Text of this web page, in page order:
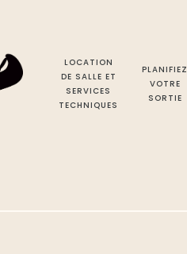
LOCATION
DE SALLE ET
SERVICES
TECHNIQUES
PLANIFIEZ
VOTRE
SORTIE